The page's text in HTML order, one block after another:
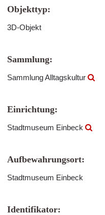
Objekttyp:
3D-Objekt
Sammlung:
Sammlung Alltagskultur
Einrichtung:
Stadtmuseum Einbeck
Aufbewahrungsort:
Stadtmuseum Einbeck
Identifikator: